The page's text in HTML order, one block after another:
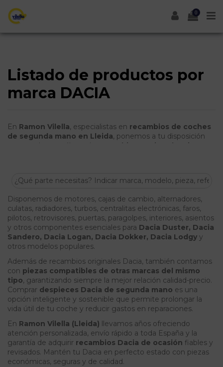
0
Listado de productos por
marca DACIA
En Ramon Vilella, especialistas en recambios de coches
de segunda mano en Lleida, ponemos a tu disposición
un completo catálogo de
recambios Dacia y despieces
mucho más económico que los recambios nuevos.
Disponemos de motores, cajas de cambio, alternadores,
culatas, radiadores, turbos, centralitas electrónicas, faros,
pilotos, retrovisores, puertas, paragolpes, interiores, asientos
y otros componentes esenciales para Dacia Duster, Dacia
Sandero, Dacia Logan, Dacia Dokker, Dacia Lodgy y
otros modelos populares.
Además de recambios originales Dacia, también contamos
con piezas compatibles de otras marcas del mismo
tipo, garantizando siempre la mejor relación calidad-precio.
Comprar despieces Dacia de segunda mano es una
opción inteligente y sostenible que permite prolongar la
vida útil de tu coche y reducir gastos en reparaciones.
En Ramon Vilella (Lleida) llevamos años ofreciendo
atención personalizada, envío rápido a toda España y la
garantía de adquirir recambios Dacia de ocasión fiables y
revisados. Mantén tu Dacia en perfecto estado con piezas
económicas, seguras y de calidad.